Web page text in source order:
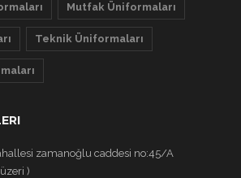
Mutfak Üniformaları
Teknik Üniformaları
zamanoğlu caddesi no:45/A
)